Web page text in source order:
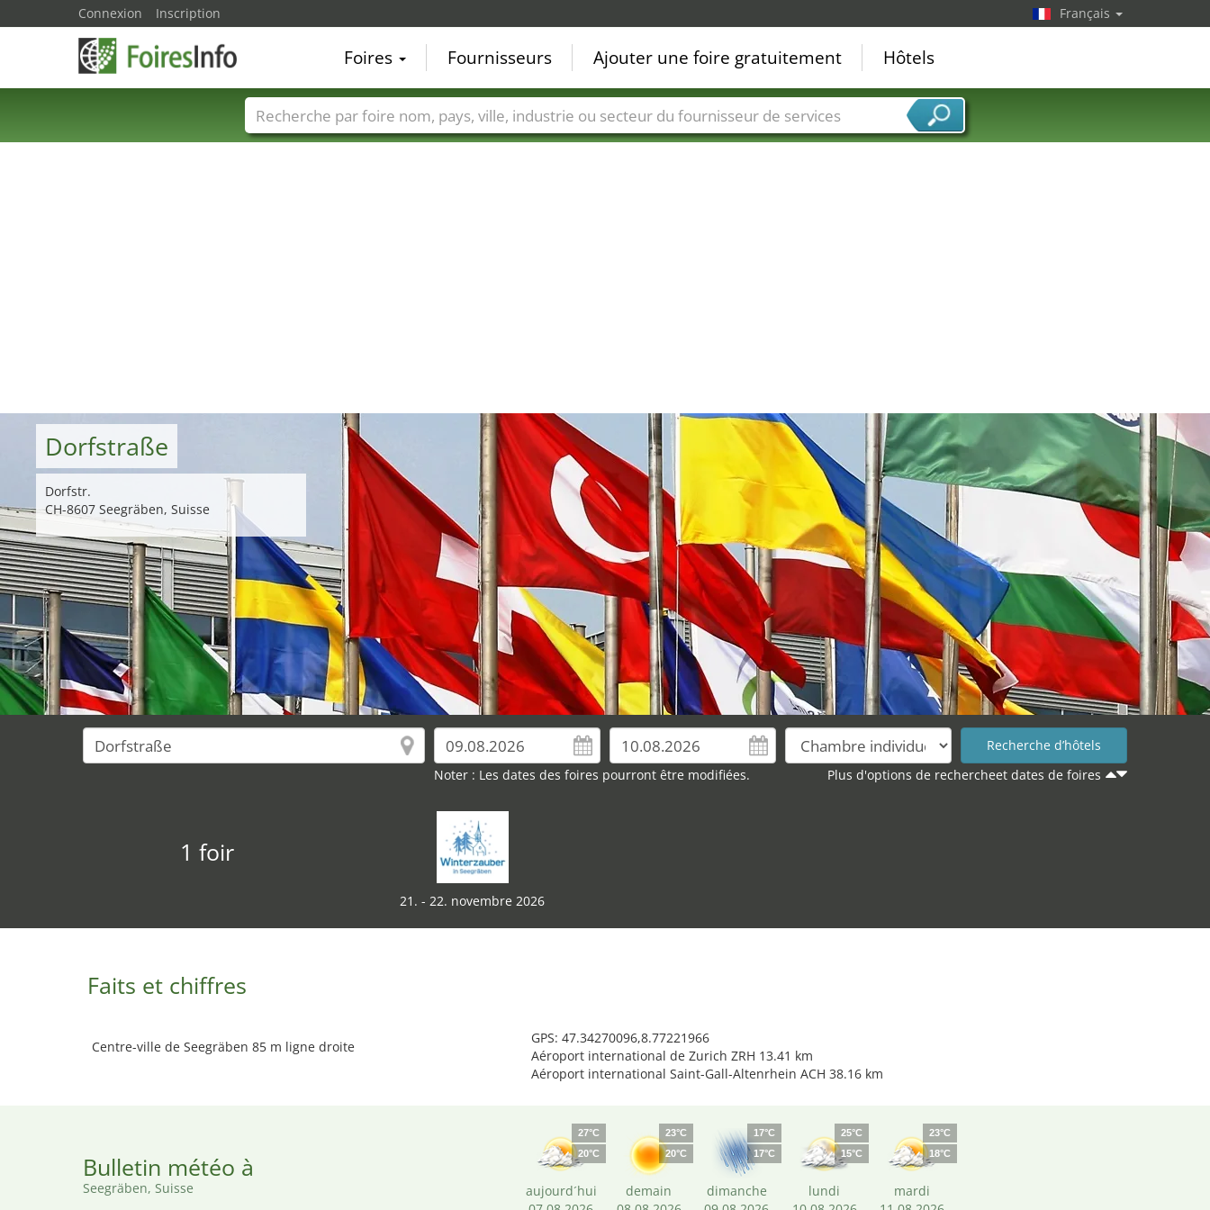
Dorfstraße
Dorfstr.
CH-8607 Seegräben, Suisse
Noter : Les dates des foires pourront être modifiées. Plus d'options de rechercheet dates de foires
1 foir
21. - 22. novembre 2026
Faits et chiffres
Centre-ville de Seegräben 85 m ligne droite
GPS: 47.34270096,8.77221966
Aéroport international de Zurich ZRH 13.41 km
Aéroport international Saint-Gall-Altenrhein ACH 38.16 km
Bulletin météo à
Seegräben, Suisse
27°C
20°C
aujourd´hui
23°C
20°C
demain
17°C
17°C
dimanche
25°C
15°C
lundi
23°C
18°C
mardi
Connexion Inscription Français
Foires Fournisseurs Ajouter une foire gratuitement Hôtels
Foire noms Pays Villes Secteurs de foire Secteurs du fournisseur de services